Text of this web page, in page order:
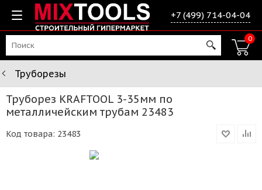
+7 (499) 714-04-04
0
Труборезы
Труборез KRAFTOOL 3-35мм по
металличейским трубам 23483
Код товара: 23483